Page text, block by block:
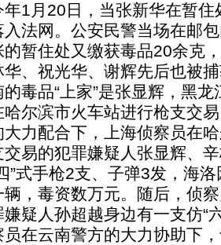
月20日，当张新华在暂住
入法网。公安民警当场在邮
的暂住处又缴获毒品20余克
华、祝光华、谢辉先后也被
毒品“上家”是张显辉，黑
哈尔滨市火车站进行枪支交
大力配合下，上海侦察员在
交易的犯罪嫌疑人张显辉、
”式手枪2支、子弹3发，海
辆，毒资数万元。随后，侦
嫌疑人孙超越身边有一支仿“
员在云南警方的大力协助下